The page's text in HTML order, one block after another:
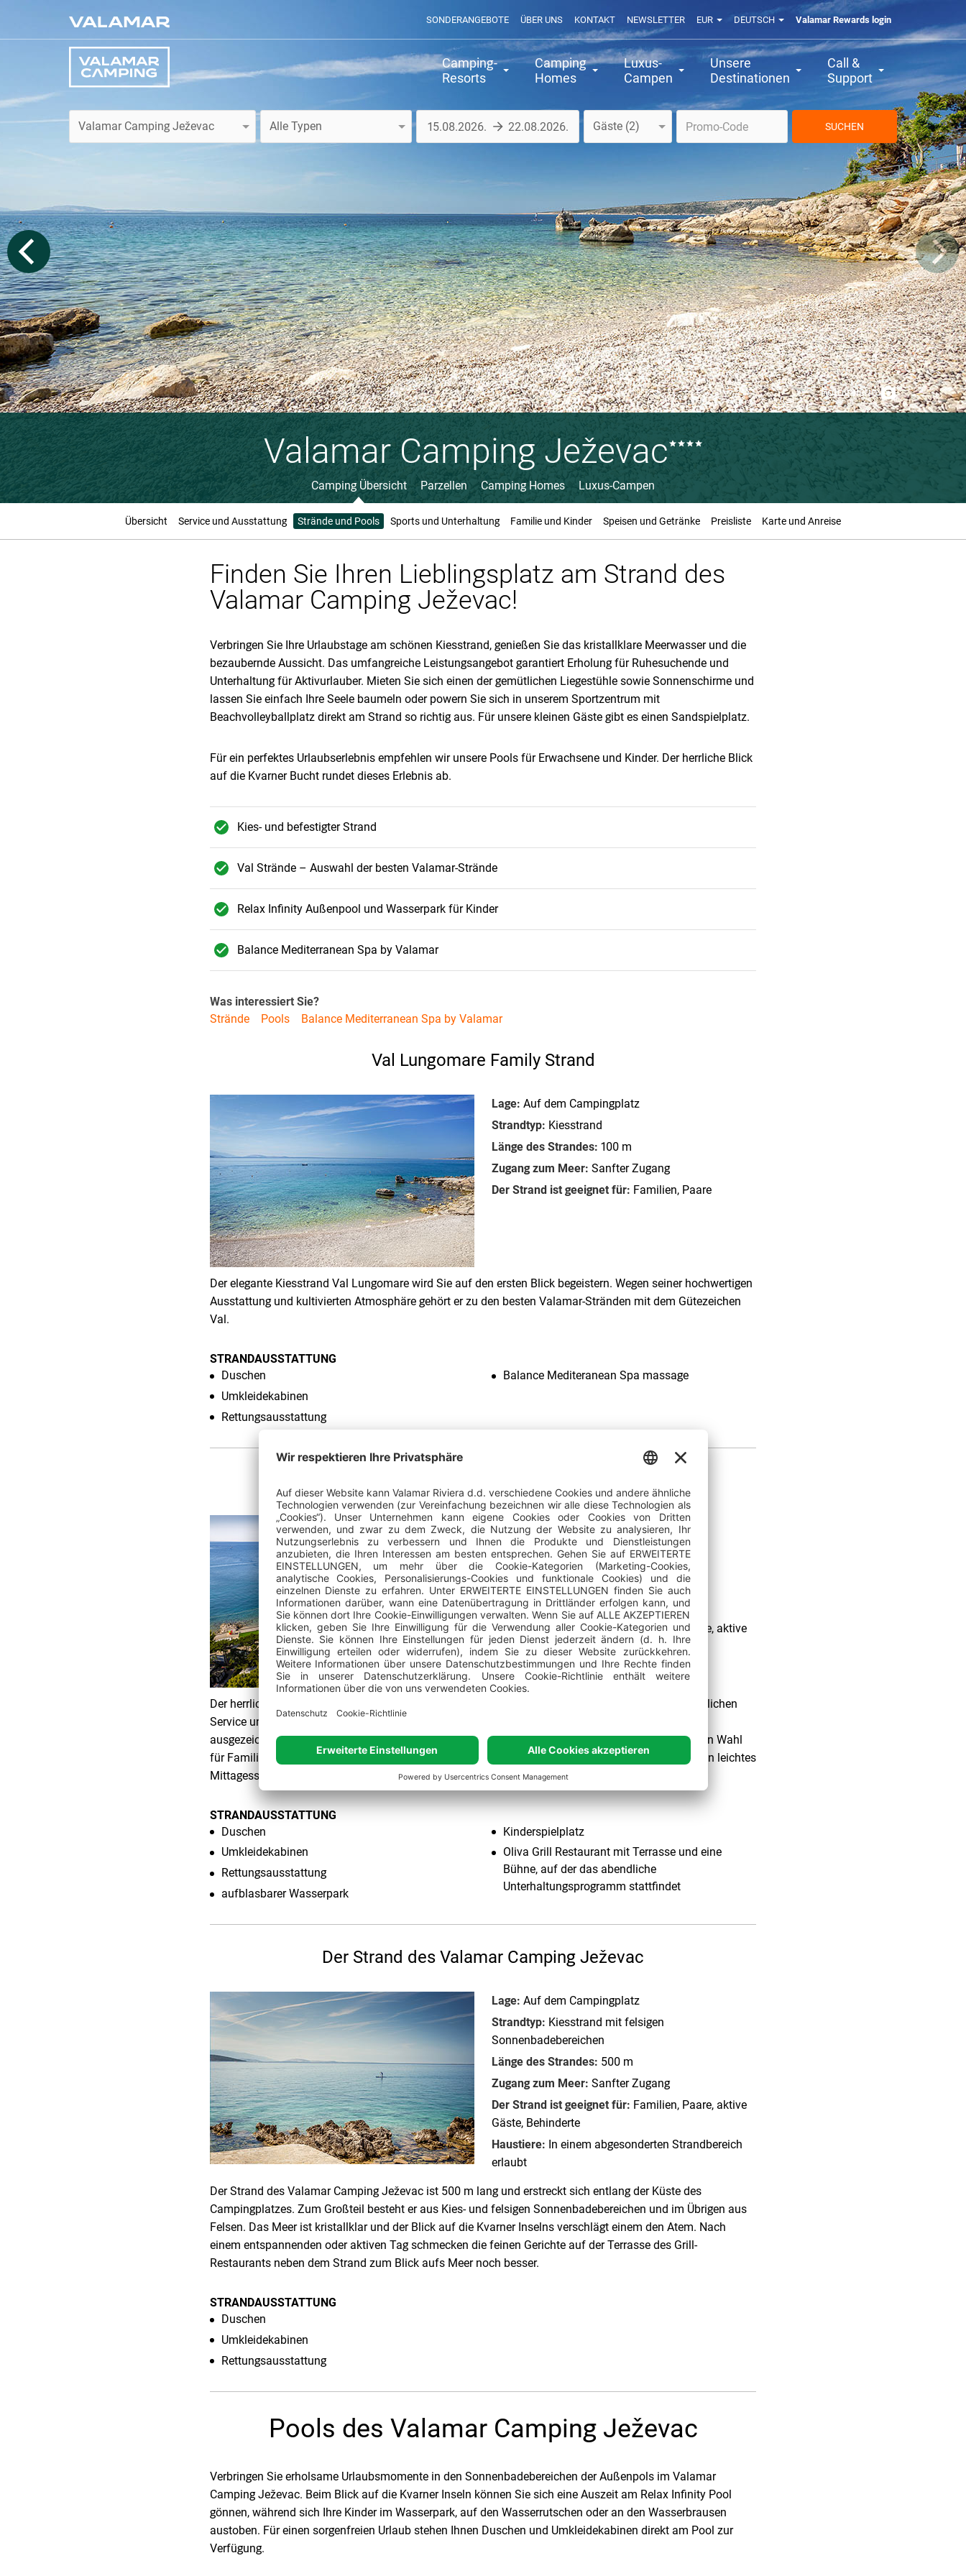
SONDERANGEBOTE ÜBER UNS KONTAKT NEWSLETTER EUR DEUTSCH Valamar Rewards login
Camping-
Resorts
Camping
Homes
Luxus-
Campen
Unsere
Destinationen
Call &
Support
Gäste 2 SUCHEN
Fotogalerie
Valamar Camping Ježevac
Camping Übersicht Parzellen Camping Homes Luxus-Campen
Übersicht Service und Ausstattung Strände und Pools Sports und Unterhaltung Familie und Kinder Speisen und Getränke Preisliste Karte und Anreise
Finden Sie Ihren Lieblingsplatz am Strand des
Valamar Camping Ježevac!
Verbringen Sie Ihre Urlaubstage am schönen Kiesstrand, genießen Sie das kristallklare Meerwasser und die
bezaubernde Aussicht. Das umfangreiche Leistungsangebot garantiert Erholung für Ruhesuchende und
Unterhaltung für Aktivurlauber. Mieten Sie sich einen der gemütlichen Liegestühle sowie Sonnenschirme und
lassen Sie einfach Ihre Seele baumeln oder powern Sie sich in unserem Sportzentrum mit
Beachvolleyballplatz direkt am Strand so richtig aus. Für unsere kleinen Gäste gibt es einen Sandspielplatz.
Für ein perfektes Urlaubserlebnis empfehlen wir unsere Pools für Erwachsene und Kinder. Der herrliche Blick
auf die Kvarner Bucht rundet dieses Erlebnis ab.
Kies- und befestigter Strand
Val Strände – Auswahl der besten Valamar-Strände
Relax Infinity Außenpool und Wasserpark für Kinder
Balance Mediterranean Spa by Valamar
Was interessiert Sie?
Strände
Pools Balance Mediterranean Spa by Valamar
Val Lungomare Family Strand
Lage: Auf dem Campingplatz
Strandtyp: Kiesstrand
Länge des Strandes: 100 m
Zugang zum Meer: Sanfter Zugang
Der Strand ist geeignet für: Familien, Paare
Der elegante Kiesstrand Val Lungomare wird Sie auf den ersten Blick begeistern. Wegen seiner hochwertigen
Ausstattung und kultivierten Atmosphäre gehört er zu den besten Valamar-Stränden mit dem Gütezeichen
Val.
STRANDAUSSTATTUNG
Duschen
Umkleidekabinen
Rettungsausstattung
Balance Mediteranean Spa massage
Lage:Auf dem Campingplatz
Strandtyp:Kiesstrand
Länge des Strandes:200 m
Zugang zum Meer:Sanfter Zugang,
behindertengerechter Zugang
Der Strand ist geeignet für:Familien, Paare, aktive
Gäste, Behinderte
Der herrliche Strand Val Veja ist 200 m lang. Wegen seiner Lage auf dem Campingplatz, des vorzüglichen
Service und des kristallklaren Meeres wurde dieser Strand mit dem speziellen Gütezeichen Val
ausgezeichnet. Die Ausstattung und der sanfte Zugang zum Meer machen diesen Strand zur idealen Wahl
für Familien und aktive Gäste.Neben dem Strand befindet sich der Oliva Grill, der perfekte Ort für ein leichtes
Mittagessen oder Unterhaltung am Abend.
STRANDAUSSTATTUNG
Duschen
Umkleidekabinen
Rettungsausstattung
aufblasbarer Wasserpark
Kinderspielplatz
Oliva Grill Restaurant mit Terrasse und eine
Bühne, auf der das abendliche
Unterhaltungsprogramm stattfindet
Der Strand des Valamar Camping Ježevac
Lage: Auf dem Campingplatz
Strandtyp: Kiesstrand mit felsigen
Sonnenbadebereichen
Länge des Strandes: 500 m
Zugang zum Meer: Sanfter Zugang
Der Strand ist geeignet für: Familien, Paare, aktive
Gäste, Behinderte
Haustiere: In einem abgesonderten Strandbereich
erlaubt
Der Strand des Valamar Camping Ježevac ist 500 m lang und erstreckt sich entlang der Küste des
Campingplatzes. Zum Großteil besteht er aus Kies- und felsigen Sonnenbadebereichen und im Übrigen aus
Felsen. Das Meer ist kristallklar und der Blick auf die Kvarner Inselns verschlägt einem den Atem. Nach
einem entspannenden oder aktiven Tag schmecken die feinen Gerichte auf der Terrasse des Grill-
Restaurants neben dem Strand zum Blick aufs Meer noch besser.
STRANDAUSSTATTUNG
Duschen
Umkleidekabinen
Rettungsausstattung
Pools des Valamar Camping Ježevac
Verbringen Sie erholsame Urlaubsmomente in den Sonnenbadebereichen der Außenpols im Valamar
Camping Ježevac. Beim Blick auf die Kvarner Inseln können Sie sich eine Auszeit am Relax Infinity Pool
gönnen, während sich Ihre Kinder im Wasserpark, auf den Wasserrutschen oder an den Wasserbrausen
austoben. Für einen sorgenfreien Urlaub stehen Ihnen Duschen und Umkleidekabinen direkt am Pool zur
Verfügung.